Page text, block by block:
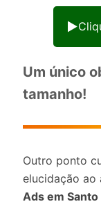
Um único
tamanho!
Outro ponto
elucidação ao
Ads em